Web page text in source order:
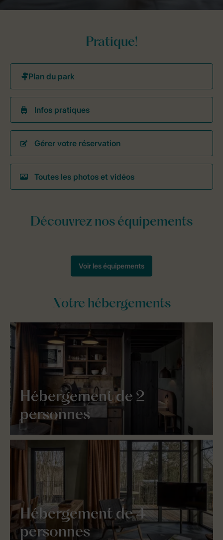
Pratique!
Infos pratiques
Gérer votre réservation
Toutes les photos et vidéos
Notre hébergements
Hébergement de 2
personnes
Hébergement de 4
personnes